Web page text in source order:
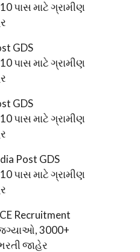
પાસ માટે ગ્રામીણ
GDS
પાસ માટે ગ્રામીણ
GDS
પાસ માટે ગ્રામીણ
Post GDS
પાસ માટે ગ્રામીણ
Recruitment
જગ્યાઓ, 3000+
જાહેર